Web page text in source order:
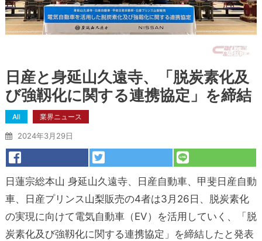
日産と身延山久遠寺、「脱炭素化及
び強靱化に関する連携協定」を締結
All 業界ニュース
2024年3月29日
日蓮宗総本山 身延山久遠寺、日産自動車、甲斐日産自動
車、日産プリンス山梨販売の4者は3月26日、脱炭素化
の実現に向けて電気自動車（EV）を活用していく、「脱
炭素化及び強靱化に関する連携協定」を締結したと発表